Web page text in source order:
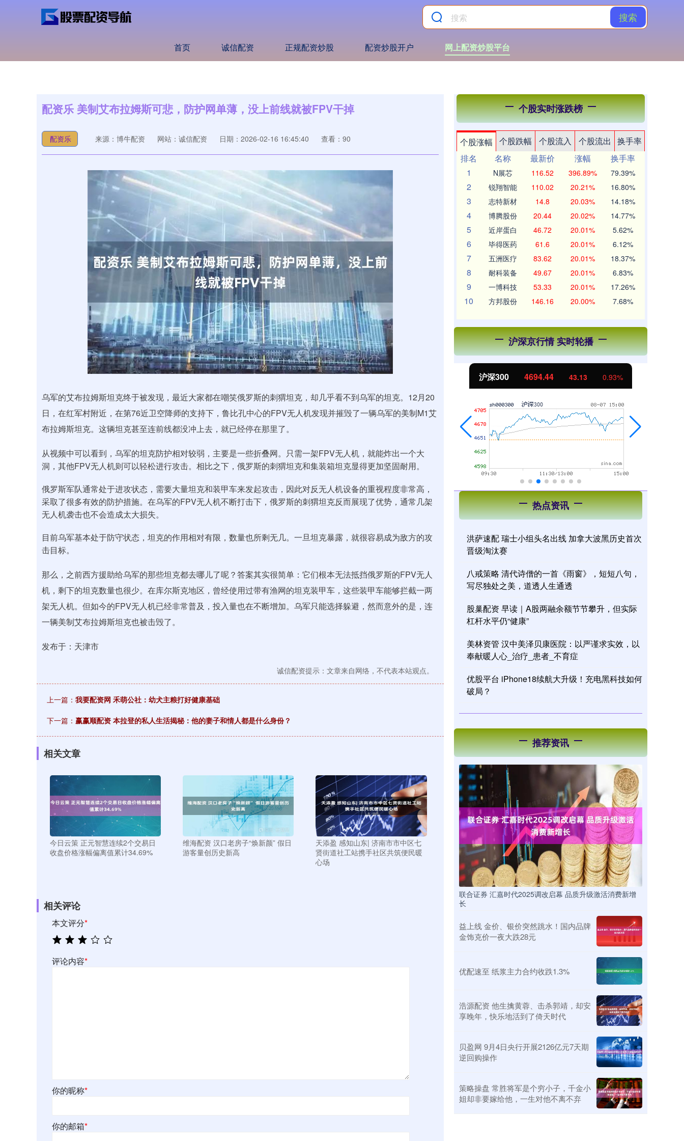
搜索
首页 诚信配资 正规配资炒股 配资炒股开户 网上配资炒股平台
配资乐 美制艾布拉姆斯可悲，防护网单薄，没上前线就被FPV干掉
配资乐 来源：博牛配资 网站：诚信配资 日期：2026-02-16 16:45:40 查看：90
乌军的艾布拉姆斯坦克终于被发现，最近大家都在嘲笑俄罗斯的刺猬坦克，却几乎看不到乌军的坦克。12月20
日，在红军村附近，在第76近卫空降师的支持下，鲁比孔中心的FPV无人机发现并摧毁了一辆乌军的美制M1艾
布拉姆斯坦克。这辆坦克甚至连前线都没冲上去，就已经停在那里了。
从视频中可以看到，乌军的坦克防护相对较弱，主要是一些折叠网。只需一架FPV无人机，就能炸出一个大
洞，其他FPV无人机则可以轻松进行攻击。相比之下，俄罗斯的刺猬坦克和集装箱坦克显得更加坚固耐用。
俄罗斯军队通常处于进攻状态，需要大量坦克和装甲车来发起攻击，因此对反无人机设备的重视程度非常高，
采取了很多有效的防护措施。在乌军的FPV无人机不断打击下，俄罗斯的刺猬坦克反而展现了优势，通常几架
无人机袭击也不会造成太大损失。
目前乌军基本处于防守状态，坦克的作用相对有限，数量也所剩无几。一旦坦克暴露，就很容易成为敌方的攻
击目标。
那么，之前西方援助给乌军的那些坦克都去哪儿了呢？答案其实很简单：它们根本无法抵挡俄罗斯的FPV无人
机，剩下的坦克数量也很少。在库尔斯克地区，曾经使用过带有渔网的坦克装甲车，这些装甲车能够拦截一两
架无人机。但如今的FPV无人机已经非常普及，投入量也在不断增加。乌军只能选择躲避，然而意外的是，连
一辆美制艾布拉姆斯坦克也被击毁了。
发布于：天津市
诚信配资提示：文章来自网络，不代表本站观点。
上一篇： 我要配资网 禾萌公社：幼犬主粮打好健康基础
下一篇： 赢赢顺配资 本拉登的私人生活揭秘：他的妻子和情人都是什么身份？
相关文章
今日云策 正元智慧连续2个交易日
收盘价格涨幅偏离值累计34.69%
维海配资 汉口老房子“焕新颜” 假日
游客量创历史新高
天添盈 感知山东| 济南市市中区七
贤街道社工站携手社区共筑便民暖
心场
相关评论
本文评分*
评论内容*
你的昵称*
你的邮箱*
个股实时涨跌榜
个股涨幅 个股跌幅 个股流入 个股流出
换手率
排名
名称 最新价 涨幅
换手率
1
N展芯 116.52 396.89% 79.39%
2 锐翔智能 110.02 20.21% 16.80%
3 志特新材 14.8 20.03% 14.18%
4 博腾股份 20.44 20.02% 14.77%
5 近岸蛋白 46.72 20.01% 5.62%
6 毕得医药 61.6 20.01% 6.12%
7 五洲医疗 83.62 20.01% 18.37%
8 耐科装备 49.67 20.01% 6.83%
9 一博科技 53.33 20.01% 17.26%
10 方邦股份 146.16 20.00% 7.68%
沪深京行情 实时轮播
深证成指 14311.01 200.89 1.42% 沪深300 4694.44 43.13 北证50 1134.24 11.37 1.01%
热点资讯
洪萨速配 瑞士小组头名出线 加拿大波黑历史首次
晋级淘汰赛
八戒策略 清代诗僧的一首《雨窗》，短短八句，
写尽独处之美，道透人生通透
股巢配资 早读｜A股两融余额节节攀升，但实际
杠杆水平仍“健康”
美林资管 汉中美泽贝康医院：以严谨求实效，以
奉献暖人心_治疗_患者_不育症
优股平台 iPhone18续航大升级！充电黑科技如何
破局？
推荐资讯
联合证券 汇嘉时代2025调改启幕 品质升级激活消费新增
长
益上线 金价、银价突然跳水！国内品牌
金饰克价一夜大跌28元
优配速至 纸浆主力合约收跌1.3%
浩源配资 他生擒黄蓉、击杀郭靖，却安
享晚年，快乐地活到了倚天时代
贝盈网 9月4日央行开展2126亿元7天期
逆回购操作
策略操盘 常胜将军是个穷小子，千金小
姐却非要嫁给他，一生对他不离不弃